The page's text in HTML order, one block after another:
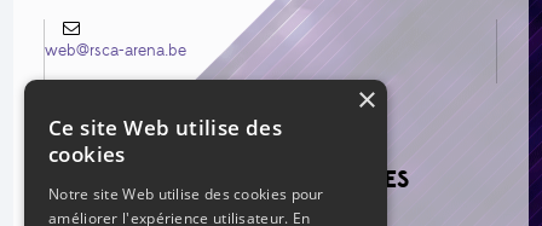
web@rsca-arena.be
VOIR LES NOUVEAUX MESSAGES
×
Ce site Web utilise des
cookies
Notre site Web utilise des cookies pour
améliorer l'expérience utilisateur. En